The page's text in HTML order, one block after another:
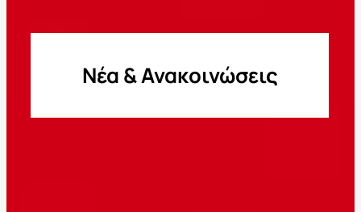
Νέα & Ανακοινώσεις